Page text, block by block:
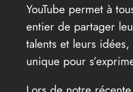
YouTube permet à
entier de partager
talents et leurs
unique pour